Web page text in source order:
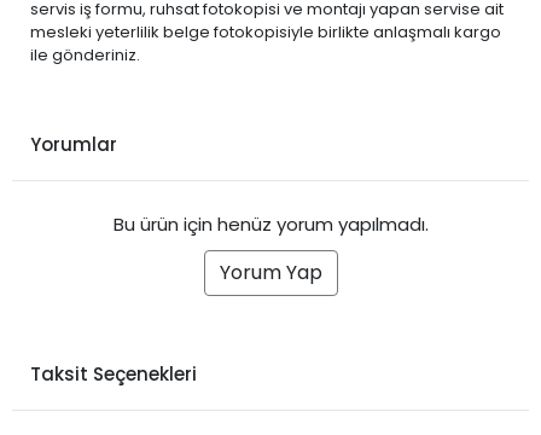
servis iş formu, ruhsat fotokopisi ve montajı yapan servise ait
mesleki yeterlilik belge fotokopisiyle birlikte anlaşmalı kargo
ile gönderiniz.
Yorumlar
Bu ürün için henüz yorum yapılmadı.
Yorum Yap
Taksit Seçenekleri